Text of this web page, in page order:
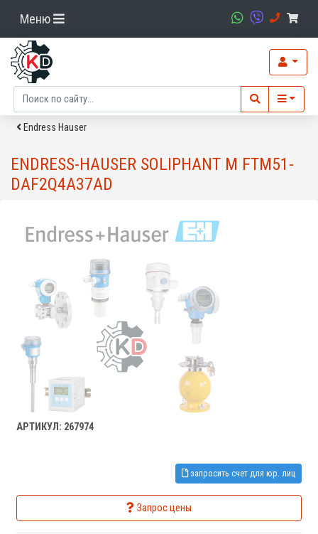
Меню
Endress Hauser
ENDRESS-HAUSER SOLIPHANT M FTM51-
DAF2Q4A37AD
АРТИКУЛ: 267974
запросить счет для юр. лиц
Запрос цены